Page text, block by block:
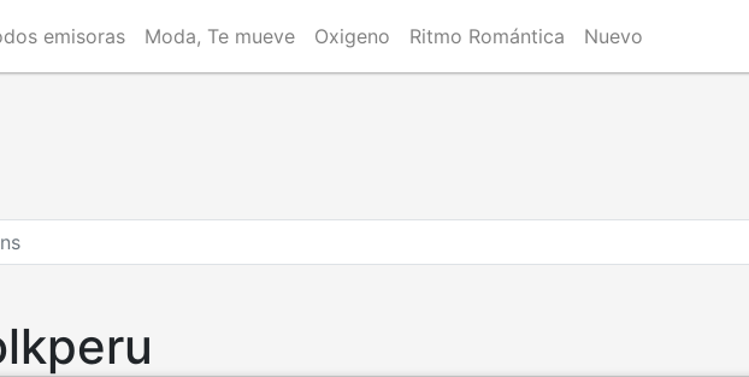
emisoras Moda, Te mueve Oxigeno Ritmo Romántica Nuevo